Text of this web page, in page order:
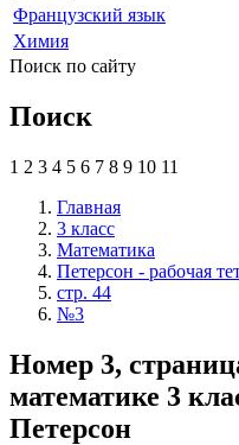
Французский язык
Химия
Поиск по сайту
Поиск
1 2 3 4 5 6 7 8 9 10 11
Главная
3 класс
Математика
Петерсон - рабочая
стр. 44
№3
Номер 3,
математике 3
Петерсон